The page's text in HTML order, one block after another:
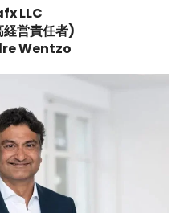
LLC
営責任者)
Wentzo